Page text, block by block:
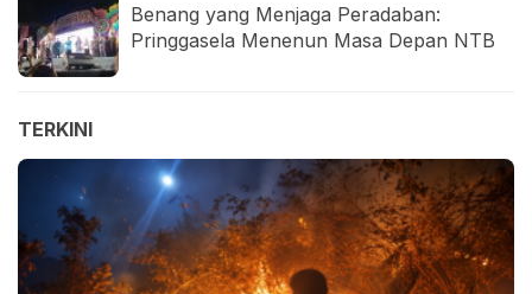
Benang yang Menjaga Peradaban:
Pringgasela Menenun Masa Depan NTB
TERKINI